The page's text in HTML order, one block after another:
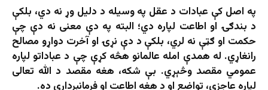
په اصل کې عبادات د عقل په وسیله د دلیل وړ نه دي، بلکې
د بندګۍ او اطاعت لپاره دي؛ البته په دې معنی نه دې چې
حکمت او ګټې نه لري، بلکې د دې نړۍ او آخرت دواړو مصالح
رانغاړي. له همدې امله عالمانو هڅه کړې چې د عباداتو لپاره
عمومي مقصد وڅېړي. بې شکه، هغه مقصد د الله تعالی
لپاره عاجزي، تواضع او د هغه اطاعت او فرمانبرداري ده.